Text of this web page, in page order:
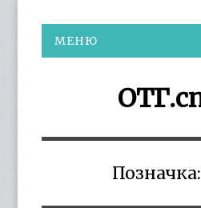
МЕНЮ
Позначка: